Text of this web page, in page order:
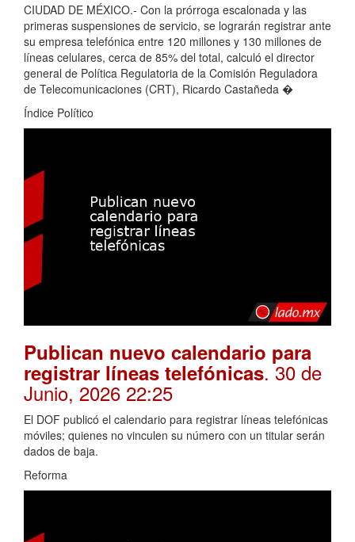
CIUDAD DE MÉXICO.- Con la prórroga escalonada y las
primeras suspensiones de servicio, se lograrán registrar ante
su empresa telefónica entre 120 millones y 130 millones de
líneas celulares, cerca de 85% del total, calculó el director
general de Política Regulatoria de la Comisión Reguladora
de Telecomunicaciones (CRT), Ricardo Castañeda �
Índice Político
Publican nuevo calendario para
registrar líneas telefónicas. 30 de
Junio, 2026 22:25
El DOF publicó el calendario para registrar líneas telefónicas
móviles; quienes no vinculen su número con un titular serán
dados de baja.
Reforma